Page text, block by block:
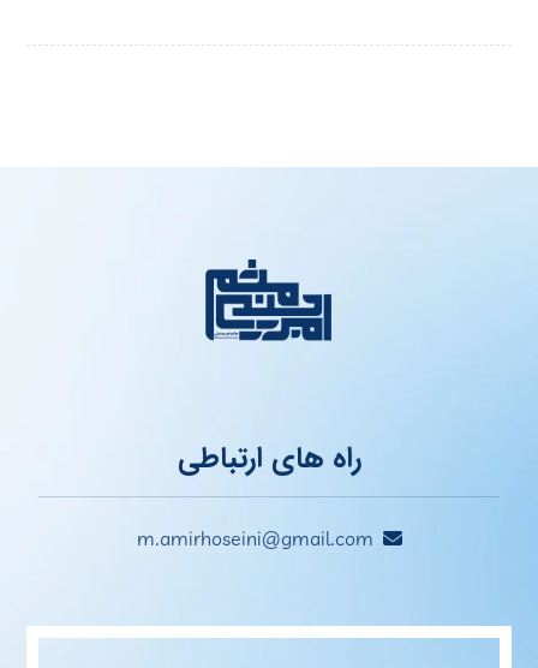
راه های ارتباطی
m.amirhoseini@gmail.com